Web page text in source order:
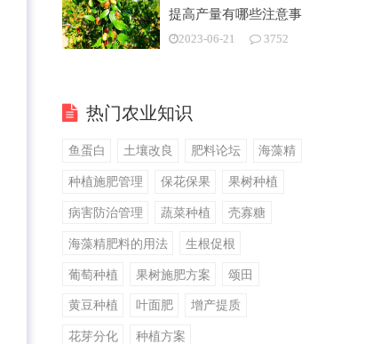
提高产量有哪些注意事
项2023-06-21 3752
热门农业知识
鱼蛋白 土壤改良 肥料论坛 海藻精
种植施肥管理 保花保果 果树种植
病害防治管理 蔬菜种植 壳寡糖
海藻精肥料的用法 生根促根
葡萄种植 果树施肥方案 颂田
黄豆种植 叶面肥 增产提质
花芽分化 种植方案